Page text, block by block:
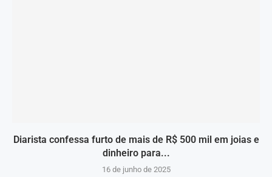
Diarista confessa furto de mais de R$ 500 mil em joias e
dinheiro para...
16 de junho de 2025